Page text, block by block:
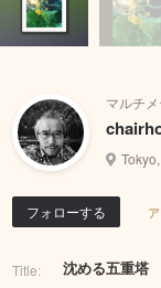
マルチ
フォローする
Title: 沈める五重塔